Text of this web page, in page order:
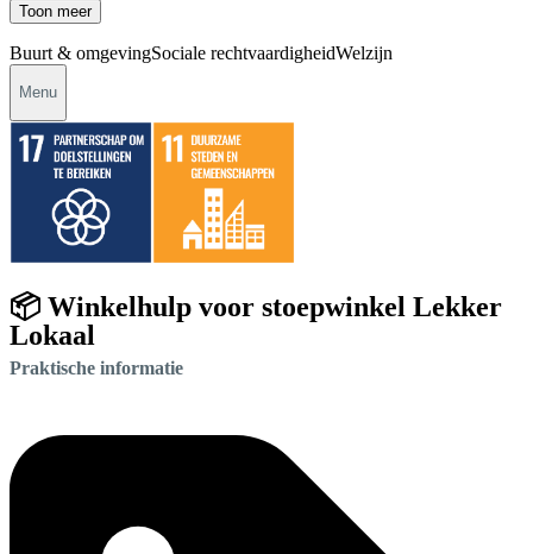
Toon meer
Buurt & omgevingSociale rechtvaardigheidWelzijn
Menu
📦 Winkelhulp voor stoepwinkel Lekker
Lokaal
Praktische informatie